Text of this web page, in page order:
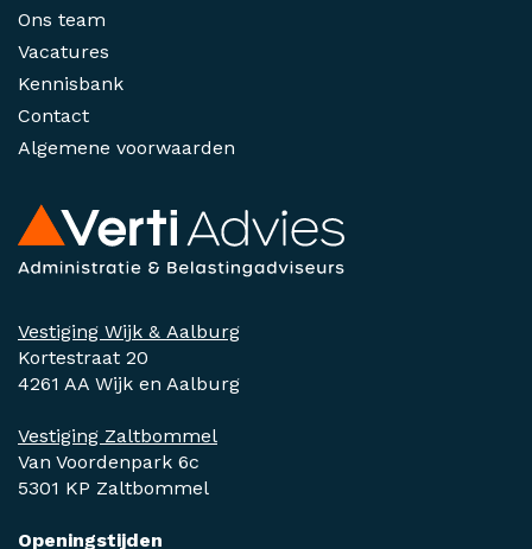
Vestiging Wijk & Aalburg
Kortestraat 20
4261 AA Wijk en Aalburg
Vestiging Zaltbommel
Van Voordenpark 6c
5301 KP Zaltbommel
Openingstijden
Ons team
Vacatures
Kennisbank
Contact
Algemene voorwaarden